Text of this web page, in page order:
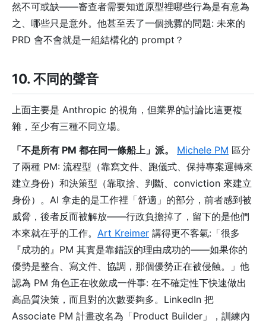
然不可或缺——審查者需要知道原型裡哪些行為是有意為
之、哪些只是意外。他甚至丟了一個挑釁的問題: 未來的
PRD 會不會就是一組結構化的 prompt？
10. 不同的聲音
上面主要是 Anthropic 的視角，但業界的討論比這更複
雜，至少有三種不同立場。
「不是所有 PM 都在同一條船上」派。
Michele PM 區分
了兩種 PM: 流程型（靠寫文件、跑儀式、保持專案運轉來
建立身份）和決策型（靠取捨、判斷、conviction 來建立
身份）。AI 拿走的是工作裡「舒適」的部分，前者感到被
威脅，後者反而被解放——行政負擔掉了，留下的是他們
本來就在乎的工作。 Art Kreimer 講得更不客氣:「很多
『成功的』PM 其實是靠錯誤的理由成功的——如果你的
優勢是整合、寫文件、協調，那個優勢正在被侵蝕。」他
認為 PM 角色正在收斂成一件事: 在不確定性下快速做出
高品質決策，而且對的次數要夠多。LinkedIn 把
Associate PM 計畫改名為「Product Builder」，訓練內